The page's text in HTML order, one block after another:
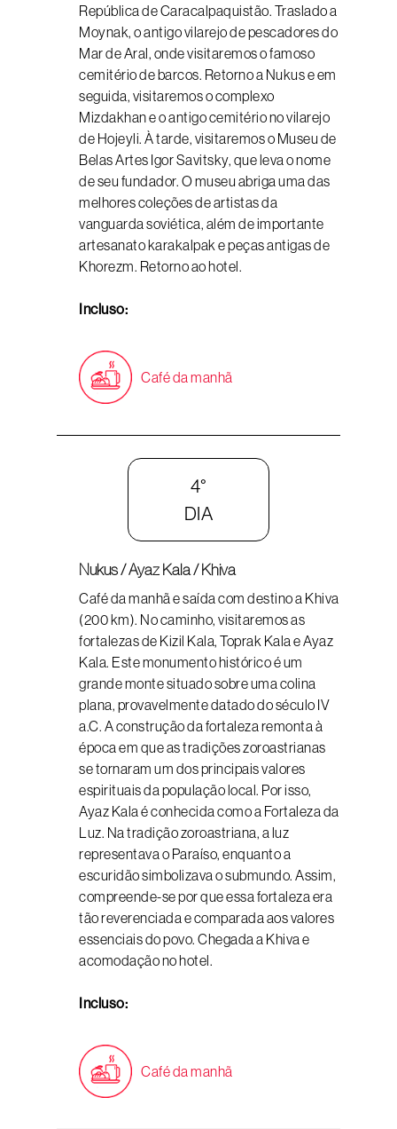
República de Caracalpaquistão. Traslado a
Moynak, o antigo vilarejo de pescadores do
Mar de Aral, onde visitaremos o famoso
cemitério de barcos. Retorno a Nukus e em
seguida, visitaremos o complexo
Mizdakhan e o antigo cemitério no vilarejo
de Hojeyli. À tarde, visitaremos o Museu de
Belas Artes Igor Savitsky, que leva o nome
de seu fundador. O museu abriga uma das
melhores coleções de artistas da
vanguarda soviética, além de importante
artesanato karakalpak e peças antigas de
Khorezm. Retorno ao hotel.
Incluso:
Café da manhã
4°
DIA
Nukus / Ayaz Kala / Khiva
Café da manhã e saída com destino a Khiva
(200 km). No caminho, visitaremos as
fortalezas de Kizil Kala, Toprak Kala e Ayaz
Kala. Este monumento histórico é um
grande monte situado sobre uma colina
plana, provavelmente datado do século IV
a.C. A construção da fortaleza remonta à
época em que as tradições zoroastrianas
se tornaram um dos principais valores
espirituais da população local. Por isso,
Ayaz Kala é conhecida como a Fortaleza da
Luz. Na tradição zoroastriana, a luz
representava o Paraíso, enquanto a
escuridão simbolizava o submundo. Assim,
compreende-se por que essa fortaleza era
tão reverenciada e comparada aos valores
essenciais do povo. Chegada a Khiva e
acomodação no hotel.
Incluso:
Café da manhã